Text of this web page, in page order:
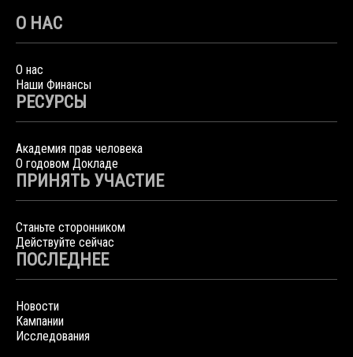
О НАС
О нас
Наши Финансы
РЕСУРСЫ
Академия прав человека
О годовом Докладе
ПРИНЯТЬ УЧАСТИЕ
Станьте сторонником
Действуйте сейчас
ПОСЛЕДНЕЕ
Новости
Кампании
Исследования